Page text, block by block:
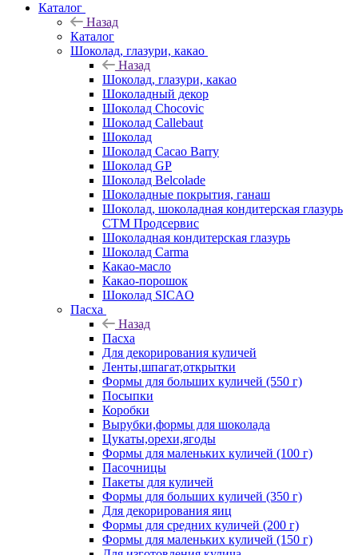
Каталог
Назад
Каталог
Шоколад, глазури, какао
Назад
Шоколад, глазури, какао
Шоколадный декор
Шоколад Chocovic
Шоколад Callebaut
Шоколад
Шоколад Cacao Barry
Шоколад GP
Шоколад Belcolade
Шоколадные покрытия, ганаш
Шоколад, шоколадная кондитерская глазурь
СТМ Продсервис
Шоколадная кондитерская глазурь
Шоколад Carma
Какао-масло
Какао-порошок
Шоколад SICAO
Пасха
Назад
Пасха
Для декорирования куличей
Ленты,шпагат,открытки
Формы для больших куличей (550 г)
Посыпки
Коробки
Вырубки,формы для шоколада
Цукаты,орехи,ягоды
Формы для маленьких куличей (100 г)
Пасочницы
Пакеты для куличей
Формы для больших куличей (350 г)
Для декорирования яиц
Формы для средних куличей (200 г)
Формы для маленьких куличей (150 г)